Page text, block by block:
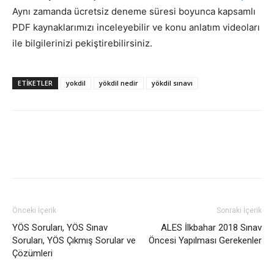
Aynı zamanda ücretsiz deneme süresi boyunca kapsamlı
PDF kaynaklarımızı inceleyebilir ve konu anlatım videoları
ile bilgilerinizi pekiştirebilirsiniz.
ETIKETLER yokdil yökdil nedir yökdil sınavı
Önceki İçerik
YÖS Soruları, YÖS Sınav
Soruları, YÖS Çıkmış Sorular ve
Çözümleri
Sonraki İçerik
ALES İlkbahar 2018 Sınav
Öncesi Yapılması Gerekenler